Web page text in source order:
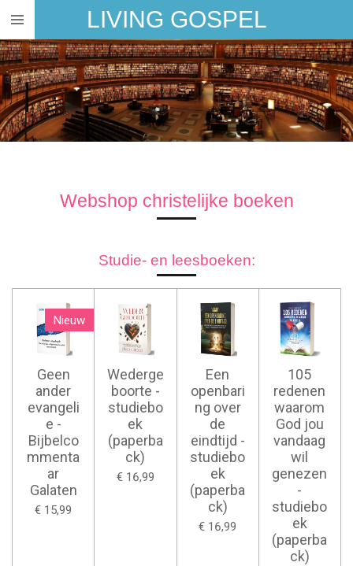
Ga
direct
naar
de
hoofdinhoud
LIVING GOSPEL
Webshop christelijke boeken
Studie- en leesboeken:
Nieuw
Geen
ander
evangeli
e -
Bijbelco
mmenta
ar
Galaten
€ 15,99
Wederge
boorte -
studiebo
ek
(paperba
ck)
€ 16,99
Een
openbari
ng over
de
eindtijd -
studiebo
ek
(paperba
ck)
€ 16,99
105
redenen
waarom
God jou
vandaag
wil
genezen
-
studiebo
ek
(paperba
ck)